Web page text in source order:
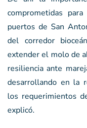
comprometidas
puertos de San
del corredor
extender el molo de
resiliencia ante
desarrollando en la
los requerimientos
explicó.